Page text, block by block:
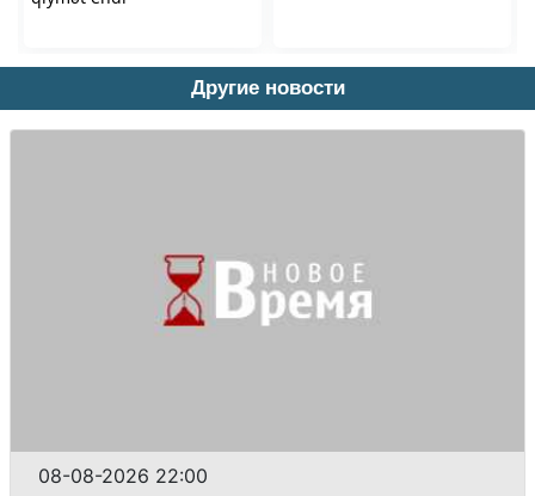
Другие новости
08-08-2026 22:00